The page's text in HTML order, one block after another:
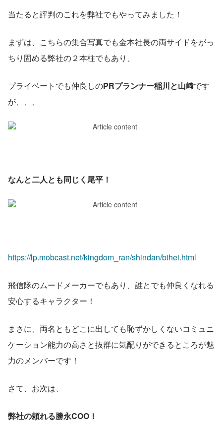
当たると評判のこれを弊社でもやってみました！
まずは、こちらの集合写真でも金本社長の両サイドをがっ
ちり固める弊社の２本柱でもあり、
プライベートでも仲良しのPRプランナー稲川と山﨑です
が、、、
なんと二人とも同じく尾平！
https://lp.mobcast.net/kingdom_ran/shindan/bihei.html
飛信隊のムードメーカーでもあり、誰とでも仲良くなれる
安心するキャラクター！
まさに、両名ともどこに出しても恥ずかしくないコミュニ
ケーション能力の高さと抜群に気配りができるところが魅
力のメンバーです！
さて、お次は、
弊社の頼れる勝永COO！